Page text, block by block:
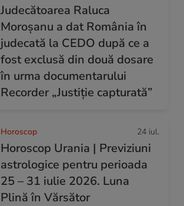
Judecătoarea Raluca
Moroșanu a dat România în
judecată la CEDO după ce a
fost exclusă din două dosare
în urma documentarului
Recorder „Justiție capturată”
Horoscop 24 iul.
Horoscop Urania | Previziuni
astrologice pentru perioada
25 – 31 iulie 2026. Luna
Plină în Vărsător